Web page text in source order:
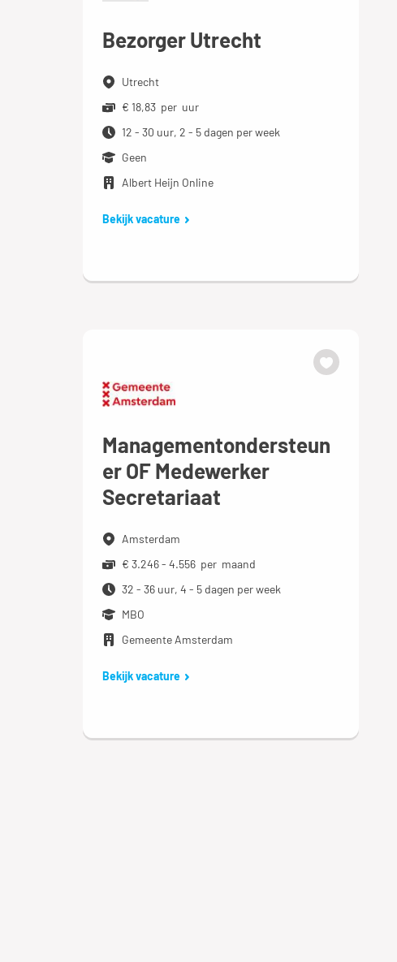
Bezorger Utrecht
Utrecht
€ 18,83 per uur
12 - 30 uur, 2 - 5 dagen per week
Geen
Albert Heijn Online
Bekijk vacature
Managementondersteun
er OF Medewerker
Secretariaat
Amsterdam
€ 3.246 - 4.556 per maand
32 - 36 uur, 4 - 5 dagen per week
MBO
Gemeente Amsterdam
Bekijk vacature